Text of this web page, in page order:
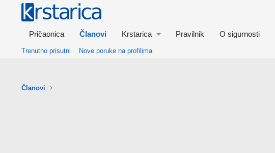
Pričaonica Članovi Krstarica Pravilnik O sigurnosti
Trenutno prisutni Nove poruke na profilima
Članovi